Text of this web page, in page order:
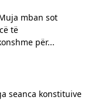
mban sot
të
për...
seanca konstituive